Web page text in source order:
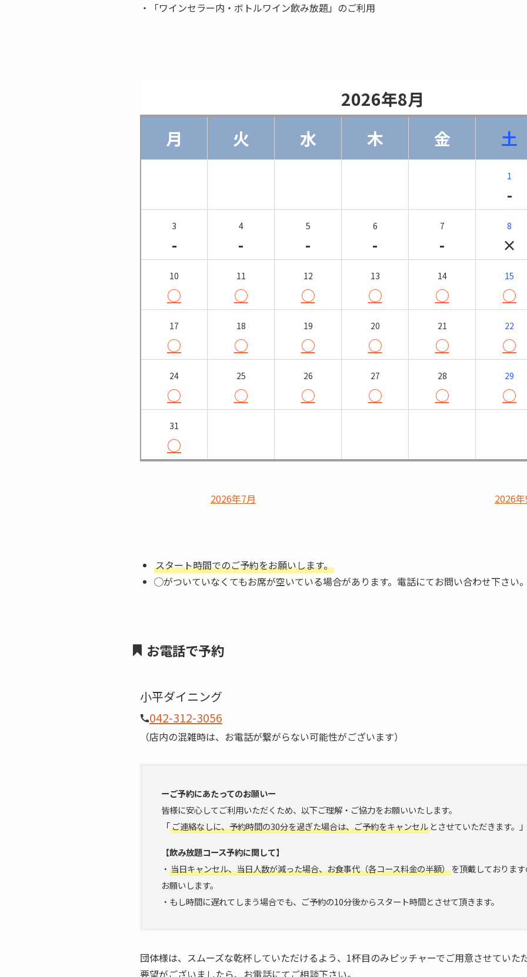
・「ワインセラー内・ボトルワイン飲み放題」のご利用
                    2026年8月
月
火 水 木 金 土
1
-
3
-
4
-
5
-
6
-
7
-
8
×
10
○
11
○
12
○
13
○
14
○
15
○
17
○
18
○
19
○
20
○
21
○
22
○
24
○
25
○
26
○
27
○
28
○
29
○
31
○
2026年7月 2026
スタート時間でのご予約をお願いします。
◯がついていなくてもお席が空いている場合があります。電話にてお問い合わせ下さい
お電話で予約
小平ダイニング
042-312-3056
（店内の混雑時は、お電話が繋がらない可能性がございます）
ーご予約にあたってのお願いー
皆様に安心してご利用いただくため、以下ご理解・ご協力をお願いいたします。
「ご連絡なしに、予約時間の30分を過ぎた場合は、ご予約をキャンセル とさせていただきます。
【飲み放題コース予約に関して】
・ 当日キャンセル、当日人数が減った場合、お食事代（各コース料金の半額）を頂戴しておりま
お願いします。
・もし時間に遅れてしまう場合でも、ご予約の10分後からスタート時間とさせて頂きます。
団体様は、スムーズな乾杯していただけるよう、1杯目のみピッチャーでご用意させていた
要望がございましたら、お電話にてご相談下さい。